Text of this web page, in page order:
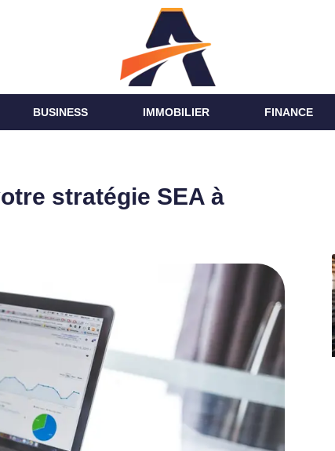
BUSINESS IMMOBILIER FINANCE
stratégie SEA à